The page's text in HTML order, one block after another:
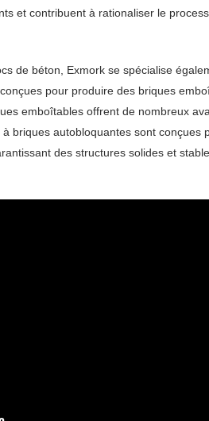
et contribuent à rationaliser le
de béton, Exmork se spécialise
pour produire des briques
emboîtables offrent de nombreux
briques autobloquantes sont
des structures solides et